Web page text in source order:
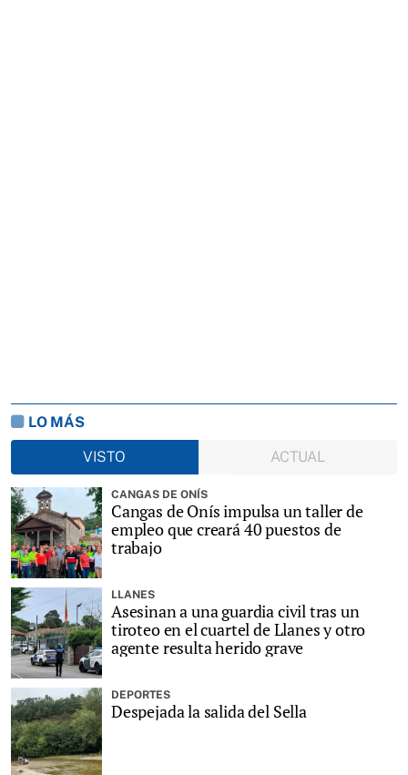
LO MÁS
VISTO
ACTUAL
CANGAS DE ONÍS
Cangas de Onís impulsa un taller de
empleo que creará 40 puestos de
trabajo
LLANES
Asesinan a una guardia civil tras un
tiroteo en el cuartel de Llanes y otro
agente resulta herido grave
DEPORTES
Despejada la salida del Sella